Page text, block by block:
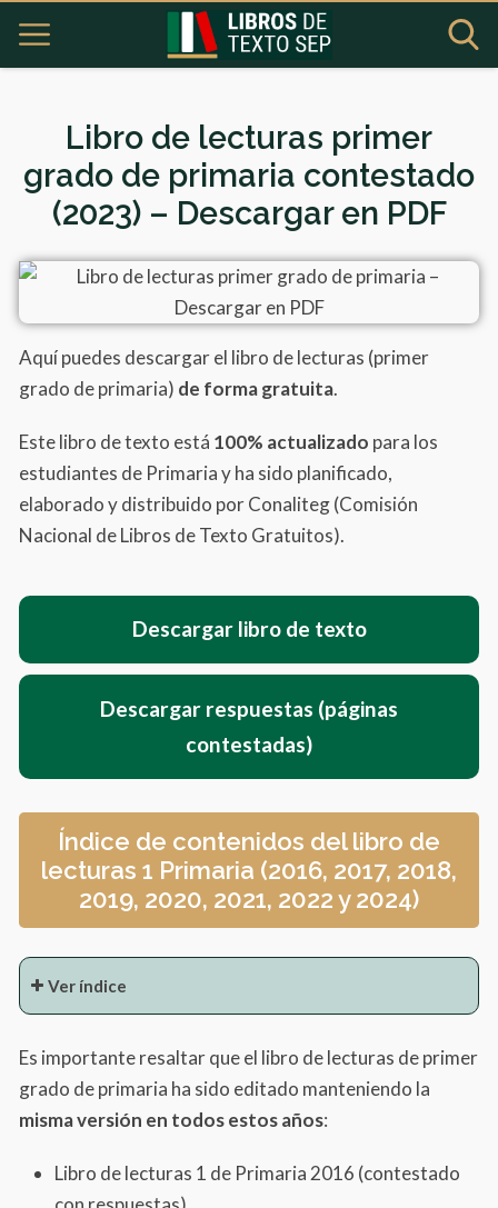
Libro de lecturas primer
grado de primaria contestado
(2023) – Descargar en PDF
Aquí puedes descargar el libro de lecturas (primer
grado de primaria) de forma gratuita.
Este libro de texto está 100% actualizado para los
estudiantes de Primaria y ha sido planificado,
elaborado y distribuido por Conaliteg (Comisión
Nacional de Libros de Texto Gratuitos).
Descargar libro de texto
Descargar respuestas (páginas
contestadas)
Índice de contenidos del libro de
lecturas 1 Primaria (2016, 2017, 2018,
2019, 2020, 2021, 2022 y 2024)
Ver índice
Lope de Vega
Francisco Hernández
Gloria Fuertes
Es importante resaltar que el libro de lecturas de primer
grado de primaria ha sido editado manteniendo la
misma versión en todos estos años:
Libro de lecturas 1 de Primaria 2016 (contestado